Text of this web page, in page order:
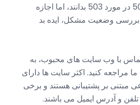
سایت در مورد خطای 503 در مورد 503 بدانند، اما اجازه
بررسی وضعیت مشکل، ایده بد
با وب سایت های محبوب، به
مراجعه کنید. اکثر سایت ها دارای
بر پشتیبانی هستند و برخی
تلفن و آدرس ایمیل می باشند.